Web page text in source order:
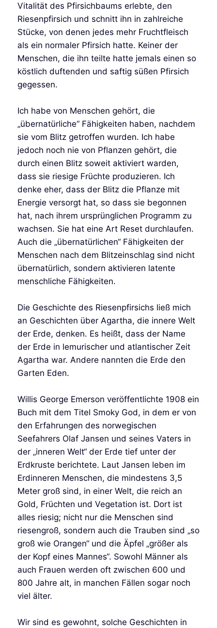
Vitalität des Pfirsichbaums erlebte, den
Riesenpfirsich und schnitt ihn in zahlreiche
Stücke, von denen jedes mehr Fruchtfleisch
als ein normaler Pfirsich hatte. Keiner der
Menschen, die ihn teilte hatte jemals einen so
köstlich duftenden und saftig süßen Pfirsich
gegessen.
Ich habe von Menschen gehört, die
„übernatürliche“ Fähigkeiten haben, nachdem
sie vom Blitz getroffen wurden. Ich habe
jedoch noch nie von Pflanzen gehört, die
durch einen Blitz soweit aktiviert warden,
dass sie riesige Früchte produzieren. Ich
denke eher, dass der Blitz die Pflanze mit
Energie versorgt hat, so dass sie begonnen
hat, nach ihrem ursprünglichen Programm zu
wachsen. Sie hat eine Art Reset durchlaufen.
Auch die „übernatürlichen“ Fähigkeiten der
Menschen nach dem Blitzeinschlag sind nicht
übernatürlich, sondern aktivieren latente
menschliche Fähigkeiten.
Die Geschichte des Riesenpfirsichs ließ mich
an Geschichten über Agartha, die innere Welt
der Erde, denken. Es heißt, dass der Name
der Erde in lemurischer und atlantischer Zeit
Agartha war. Andere nannten die Erde den
Garten Eden.
Willis George Emerson veröffentlichte 1908 ein
Buch mit dem Titel Smoky God, in dem er von
den Erfahrungen des norwegischen
Seefahrers Olaf Jansen und seines Vaters in
der „inneren Welt“ der Erde tief unter der
Erdkruste berichtete. Laut Jansen leben im
Erdinneren Menschen, die mindestens 3,5
Meter groß sind, in einer Welt, die reich an
Gold, Früchten und Vegetation ist. Dort ist
alles riesig; nicht nur die Menschen sind
riesengroß, sondern auch die Trauben sind „so
groß wie Orangen“ und die Äpfel „größer als
der Kopf eines Mannes“. Sowohl Männer als
auch Frauen werden oft zwischen 600 und
800 Jahre alt, in manchen Fällen sogar noch
viel älter.
Wir sind es gewohnt, solche Geschichten in